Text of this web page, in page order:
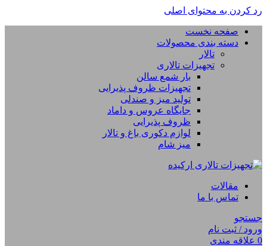
رد کردن به محتوای اصلی
صفحه نخست
دسته بندی محصولات
تالار
تجهیزات تالاری
بار شمع سالن
تجهیزات ظروف پذیرایی
تولید میز و صندلی
جایگاه عروس و داماد
ظروف پذیرایی
لوازم دکوری باغ و تالار
میز شام
مقالات
تماس با ما
جستجو
ورود / ثبت نام
0 علاقه مندی